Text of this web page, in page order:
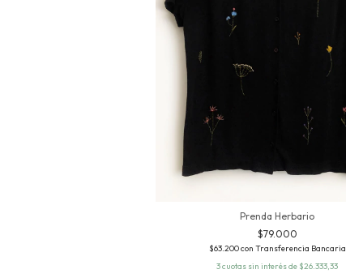
Prenda Herbario
$79.000
$63.200con Transferencia Bancaria
3cuotas sin interés de $26.333,33